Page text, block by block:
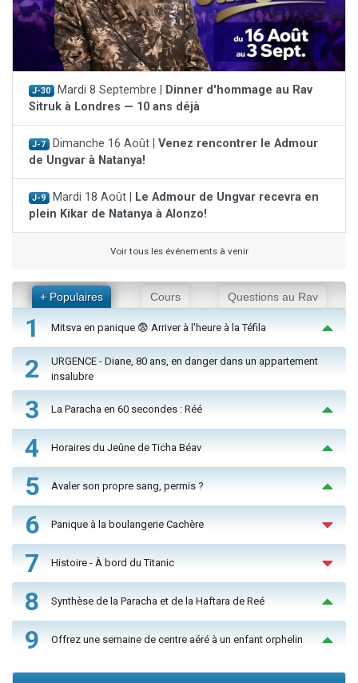
J-30 Mardi 8 Septembre |
Dinner d'hommage au Rav
Sitruk à Londres — 10 ans déjà
J-7 Dimanche 16 Août | Venez rencontrer le Admour
de Ungvar à Natanya!
J-9 Mardi 18 Août |
Le Admour de Ungvar recevra en
plein Kikar de Natanya à Alonzo!
Voir tous les événements à venir
+ Populaires Cours Questions au Rav
1 Mitsva en panique 😨 Arriver à l'heure à la Téfila
2
URGENCE - Diane, 80 ans, en danger dans un appartement
insalubre
3 La Paracha en 60 secondes : Réé
4 Horaires du Jeûne de Ticha Béav
5 Avaler son propre sang, permis ?
6 Panique à la boulangerie Cachère
7 Histoire - À bord du Titanic
8 Synthèse de la Paracha et de la Haftara de Reé
9 Offrez une semaine de centre aéré à un enfant orphelin